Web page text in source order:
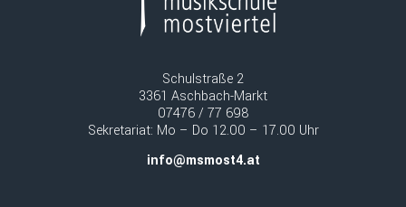
Schulstraße 2
3361 Aschbach-Markt
07476 / 77 698
Sekretariat: Mo – Do 12.00 – 17.00 Uhr
info@msmost4.at